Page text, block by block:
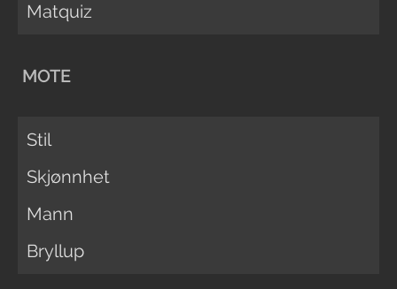
Matquiz
MOTE
Stil
Skjønnhet
Mann
Bryllup